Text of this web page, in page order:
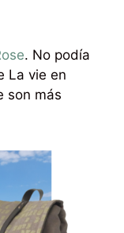
. No podía
La vie en
son más